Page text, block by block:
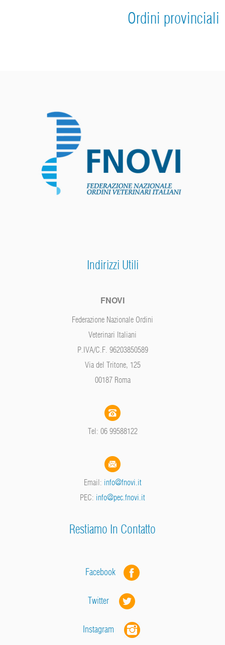
Ordini provinciali
Indirizzi Utili
FNOVI
Federazione Nazionale Ordini
Veterinari Italiani
P.IVA/C.F. 96203850589
Via del Tritone, 125
00187 Roma
Tel: 06 99588122
Email: info@fnovi.it
PEC: info@pec.fnovi.it
Restiamo In Contatto
Facebook
Twitter
Instagram